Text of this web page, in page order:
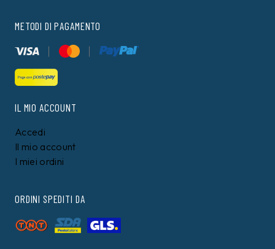
METODI DI PAGAMENTO
IL MIO ACCOUNT
Accedi
Il mio account
I miei ordini
ORDINI SPEDITI DA